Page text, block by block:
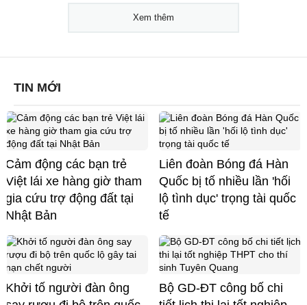
Xem thêm
TIN MỚI
Cảm động các bạn trẻ
Việt lái xe hàng giờ tham
gia cứu trợ động đất tại
Nhật Bản
Liên đoàn Bóng đá Hàn
Quốc bị tố nhiều lần 'hối
lộ tình dục' trọng tài quốc
tế
Khởi tố người đàn ông
Bộ GD-ĐT công bố chi